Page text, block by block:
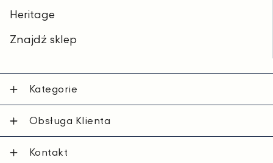
Heritage
Znajdź sklep
Kategorie
Obsługa Klienta
Kontakt